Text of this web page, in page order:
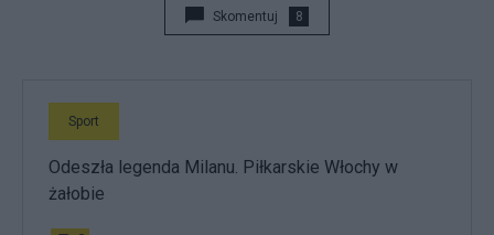
Skomentuj 8
Sport
Odeszła legenda Milanu. Piłkarskie Włochy w
żałobie